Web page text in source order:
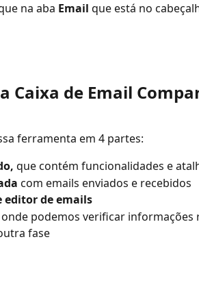
na aba Email que está no
Caixa de Email
ferramenta em 4 partes:
que contém funcionalidades e
com emails enviados e recebidos
editor de emails
onde podemos verificar informações
fase